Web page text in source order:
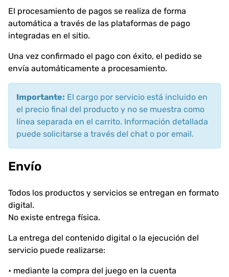
El procesamiento de pagos se realiza de forma
automática a través de las plataformas de pago
integradas en el sitio.
Una vez confirmado el pago con éxito, el pedido se
envía automáticamente a procesamiento.
Importante: El cargo por servicio está incluido en
el precio final del producto y no se muestra como
línea separada en el carrito. Información detallada
puede solicitarse a través del chat o por email.
Envío
Todos los productos y servicios se entregan en formato
digital.
No existe entrega física.
La entrega del contenido digital o la ejecución del
servicio puede realizarse:
• mediante la compra del juego en la cuenta